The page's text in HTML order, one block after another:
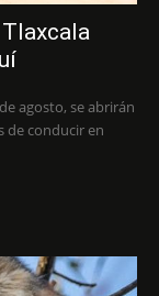
Tlaxcala
agosto, se abrirán
de conducir en